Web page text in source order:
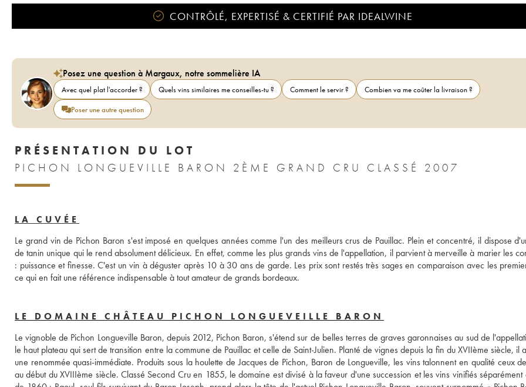
CONTRÔLÉ, EXPERTISÉ & CERTIFIÉ PAR IDEALWINE
Posez une question à Margaux, notre sommelière IA
Avec quel plat l'accorder ? Quels vins similaires me conseilles-tu ? Comment le servir ?
Combien va me coûter la livraison ?
Poser une autre question
PRÉSENTATION DU LOT
PICHON LONGUEVILLE BARON 2ÈME GRAND CRU CLASSÉ 2007
LA CUVÉE
Le grand vin de Pichon Baron s'est imposé en quelques années comme l'un des meilleurs crus de Pauillac. Plein et concentré, il dispose
de tanin unique qui le rend absolument délicieux. En effet, comme les plus grands vins de l'appellation, il parvient à merveille à marier les
: puissance et finesse. C'est un vin à déguster après 10 à 30 ans de garde. Les prix sont restés très sages en comparaison avec les
ce qui en fait une référence indispensable à tout amateur de grands bordeaux.
LE DOMAINE CHÂTEAU PICHON LONGUEVEILLE BARON
Le vignoble de Pichon Longueville Baron, depuis 2012, Pichon Baron, s'étend sur de belles terres de graves garonnaises au sud de
le haut plateau qui sert de transition entre la commune de Pauillac et celle de Saint-Julien. Planté de vignes depuis la fin du XVIIème siècle, il
une renommée quasi-immédiate. Produits sous la houlette de Jacques de Pichon, Baron de Longueville, les vins talonnent en qualité ceux
au début du XVIIIème siècle. Classé Second Cru en 1855, le domaine est divisé à la faveur d'une succession et les vins vinifiés séparément